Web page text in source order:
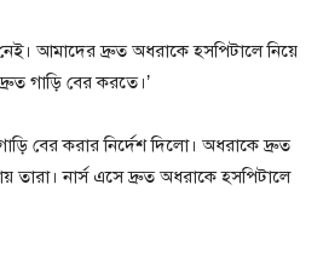
আমাদের দ্রুত অধরাকে হসপিটালে নিয়ে
গাড়ি বের করতে।’
বের করার নির্দেশ দিলো। অধরাকে দ্রুত
তারা। নার্স এসে দ্রুত অধরাকে হসপিটালে